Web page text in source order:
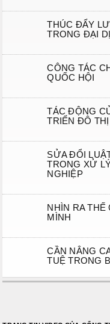
THÚC ĐẨY
TRONG ĐẠI
CÔNG TÁC
QUỐC HỘI
TÁC ĐỘNG
TRIỂN ĐÔ THỊ
SỬA ĐỔI
TRONG XỬ
NGHIỆP
NHÌN RA
MÌNH
CẦN NÂNG
TUỆ TRONG